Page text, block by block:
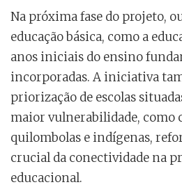
Na próxima fase do projeto,
educação básica, como a
anos iniciais do ensino
incorporadas. A iniciativa
priorização de escolas
maior vulnerabilidade, como
quilombolas e indígenas,
crucial da conectividade na
educacional.